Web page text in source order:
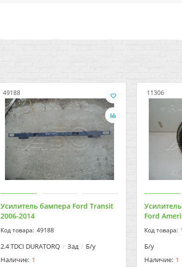
49188
Усилитель бампера Ford Transit
2006-2014
49188
2.4 TDCI DURATORQ Зад Б/у
1
11306
Ford
Б/у
1